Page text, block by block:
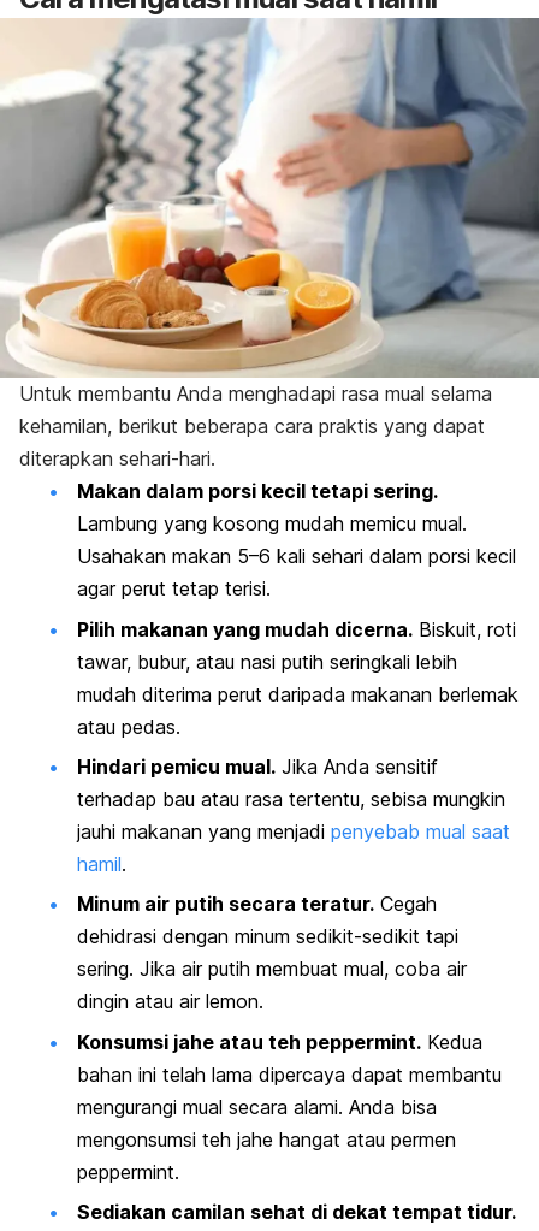
Untuk membantu Anda menghadapi rasa mual selama
kehamilan, berikut beberapa cara praktis yang dapat
diterapkan sehari-hari.
Makan dalam porsi kecil tetapi sering.
Lambung yang kosong mudah memicu mual.
Usahakan makan 5–6 kali sehari dalam porsi kecil
agar perut tetap terisi.
Pilih makanan yang mudah dicerna. Biskuit, roti
tawar, bubur, atau nasi putih seringkali lebih
mudah diterima perut daripada makanan berlemak
atau pedas.
Hindari pemicu mual. Jika Anda sensitif
terhadap bau atau rasa tertentu, sebisa mungkin
jauhi makanan yang menjadi penyebab mual saat
hamil.
Minum air putih secara teratur. Cegah
dehidrasi dengan minum sedikit-sedikit tapi
sering. Jika air putih membuat mual, coba air
dingin atau air lemon.
Konsumsi jahe atau teh peppermint. Kedua
bahan ini telah lama dipercaya dapat membantu
mengurangi mual secara alami. Anda bisa
mengonsumsi teh jahe hangat atau permen
peppermint.
Sediakan camilan sehat di dekat tempat tidur.